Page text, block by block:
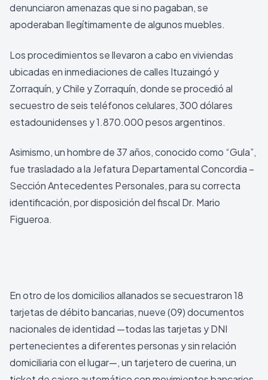
denunciaron amenazas que si no pagaban, se
apoderaban Ilegítimamente de algunos muebles.
Los procedimientos se llevaron a cabo en viviendas
ubicadas en inmediaciones de calles Ituzaingó y
Zorraquín, y Chile y Zorraquín, donde se procedió al
secuestro de seis teléfonos celulares, 300 dólares
estadounidenses y 1.870.000 pesos argentinos.
Asimismo, un hombre de 37 años, conocido como “Gula”,
fue trasladado a la Jefatura Departamental Concordia –
Sección Antecedentes Personales, para su correcta
identificación, por disposición del fiscal Dr. Mario
Figueroa.
En otro de los domicilios allanados se secuestraron 18
tarjetas de débito bancarias, nueve (09) documentos
nacionales de identidad —todas las tarjetas y DNI
pertenecientes a diferentes personas y sin relación
domiciliaria con el lugar—, un tarjetero de cuerina, un